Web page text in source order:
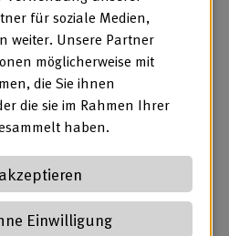
der BAG WfbM und
Susanne Strehle,
Va „Inklusion,
Transformation“ im
und Soziales, Jutta
Betriebliche
Berlin und Brandenburg e. V.,
von Werkstatträte
für soziale Medien,
weiter. Unsere Partner
möglicherweise mit
die Sie ihnen
die sie im Rahmen Ihrer
haben.
Einwilligung